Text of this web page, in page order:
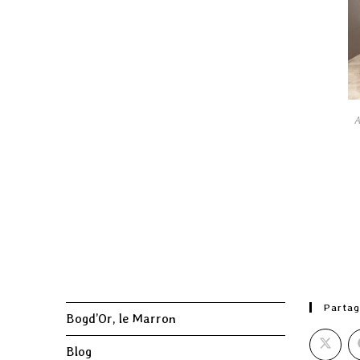
Bogd’Or, le Marron
Blog